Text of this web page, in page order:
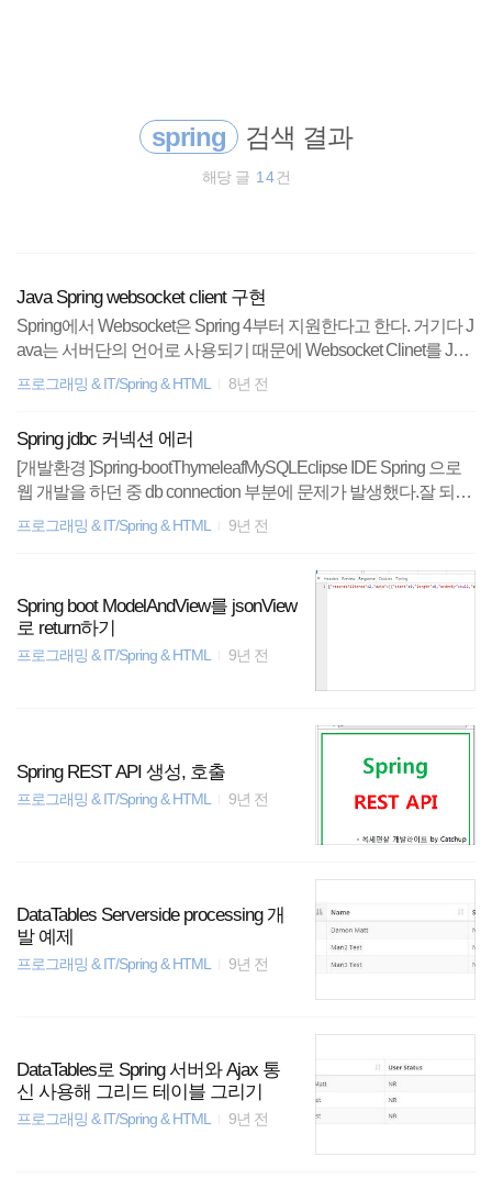
spring 검색 결과
해당 글 14건
Java Spring websocket client 구현
Spring에서 Websocket은 Spring 4부터 지원한다고 한다. 거기다 J
ava는 서버단의 언어로 사용되기 때문에 Websocket Clinet를 Jav
a로 구현하는 것에 대한 예제가 많지 않다.암호화폐 trading bot을
만들기 위해 spring boot로 websocket 요청을 할 필요가 있어서 이
라와 있는 neovisionaries 라는 websocket 라이브러리를 사용하였
다.( https://github.com/TakahikoKawasaki/nv-websocket-client ) pom.
xml maven을 사용했기 때문에, pom.xml에 아래와 같은 dependen
cy를 추가해 주었다. Gradle을 사용한다면 ..
프로그래밍 & IT/Spring & HTML 8년 전
Spring jdbc 커넥션 에러
[개발환경 ]Spring-bootThymeleafMySQLEclipse IDE Spring 으로
웹 개발을 하던 중 db connection 부분에 문제가 발생했다.잘 되다
가 어느 정도 사용하지 않고 시간이 조금 지난 뒤에 시도하면 발
생한다.로그를 확인하니 쿼리를 DB서버에 날릴 때 발생하는 에
nnectionException: (conn=24377) Could not send query: Software c
aused connection abort: recv failedat org.mariadb.jdbc.internal.util.ex
ceptions.ExceptionMapper.get(ExceptionMapper.java:1..
프로그래밍 & IT/Spring & HTML 9년 전
Spring boot ModelAndView를 jsonView
로 return하기
프로그래밍 & IT/Spring & HTML 9년 전
Spring REST API 생성, 호출
프로그래밍 & IT/Spring & HTML 9년 전
DataTables Serverside processing 개
발 예제
프로그래밍 & IT/Spring & HTML 9년 전
DataTables로 Spring 서버와 Ajax 통
신 사용해 그리드 테이블 그리기
프로그래밍 & IT/Spring & HTML 9년 전
docker
티스토리
HTML5